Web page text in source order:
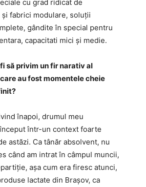
cu grad ridicat de
fabrici modulare, soluții
gândite în special pentru
capacitati mici și medie.
să privim un fir narativ al
au fost momentele cheie
înapoi, drumul meu
într-un context foarte
astăzi. Ca tânăr absolvent, nu
când am intrat în câmpul muncii,
așa cum era firesc atunci,
lactate din Brașov, ca